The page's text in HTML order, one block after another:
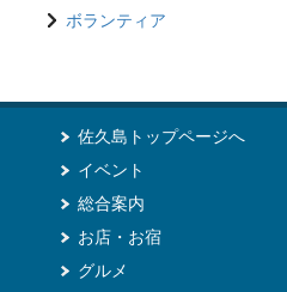
ボランティア
佐久島トップページへ
イベント
総合案内
お店・お宿
グルメ